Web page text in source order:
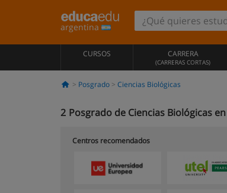
argentina
CURSOS CARRERA
(CARRERAS CORTAS)
Posgrado Ciencias Biológicas
2 Posgrado de Ciencias Biológicas
Centros recomendados